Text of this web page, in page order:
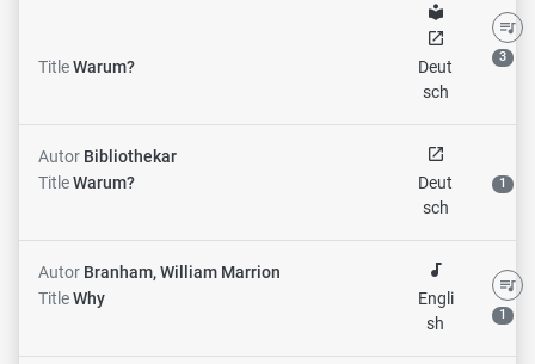
local_library
open_in_new
TitleWarum?
Deut
sch
queue_music
3
Autor Bibliothekar open_in_new
TitleWarum?
Deut
sch
1
Autor Branham, William Marrion audiotrack
TitleWhy
Engli
sh
queue_music
1